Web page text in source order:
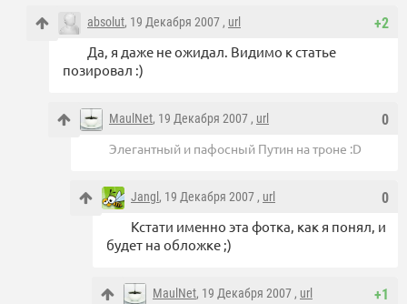
+2
absolut, 19 Декабря 2007 , url
Да, я даже не ожидал. Видимо к статье
позировал :)
0
MaulNet, 19 Декабря 2007 , url
Элегантный и пафосный Путин на троне :D
0
Jangl , 19 Декабря 2007 , url
Кстати именно эта фотка, как я понял, и
будет на обложке ;)
+1
MaulNet, 19 Декабря 2007 , url